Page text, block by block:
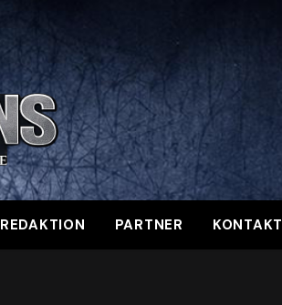
REDAKTION PARTNER KONTAKT